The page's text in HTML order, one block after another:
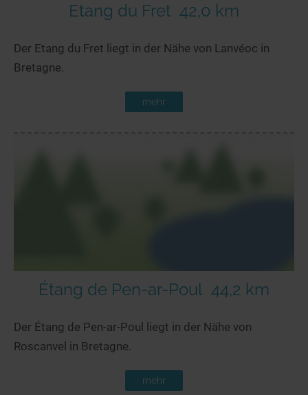
Etang du Fret 42,0 km
Der Etang du Fret liegt in der Nähe von Lanvéoc in
Bretagne.
mehr
Étang de Pen-ar-Poul 44,2 km
Der Étang de Pen-ar-Poul liegt in der Nähe von
Roscanvel in Bretagne.
mehr